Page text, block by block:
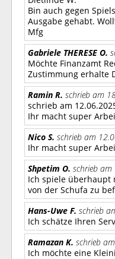
Bin auch gegen
Ausgabe gehabt.
Mfg
Gabriele THERESE O.
Möchte Finanzamt
Zustimmung erhalte
Ramin R. schrieb am
schrieb am
Ihr macht super
Nico S. schrieb am
Ihr macht super
Shpetim O. schrieb
Ich spiele überhaupt
von der Schufa zu
Hans-Uwe F. schrieb
Ich schätze Ihren
Ramazan K. schrieb
Ich möchte eine